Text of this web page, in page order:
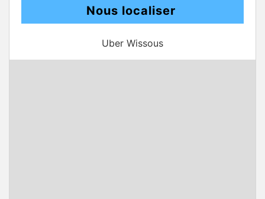
Nous localiser
Uber Wissous